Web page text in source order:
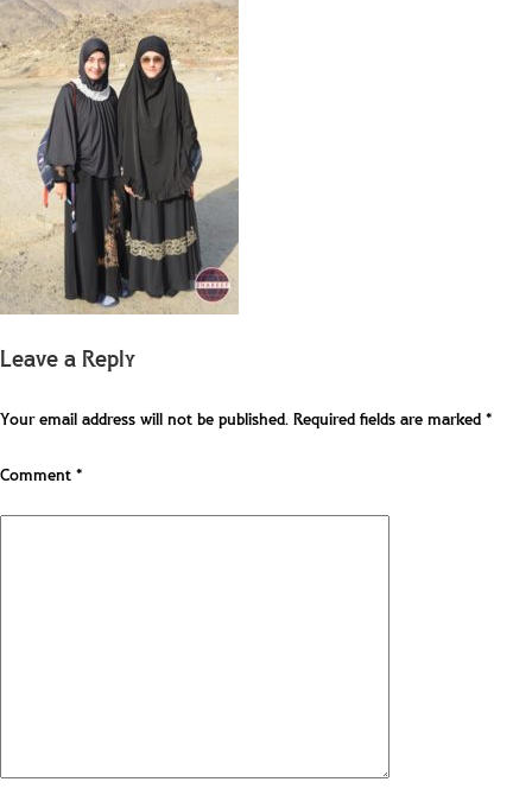
Leave a Reply
Your email address will not be published.Required fields are marked*
Comment*